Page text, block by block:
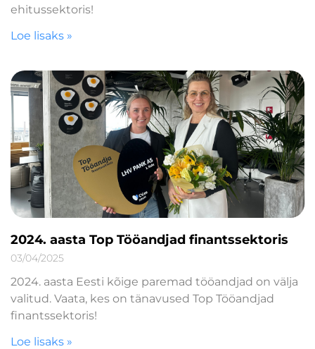
ehitussektoris!
Loe lisaks »
2024. aasta Top Tööandjad finantssektoris
03/04/2025
2024. aasta Eesti kõige paremad tööandjad on välja
valitud. Vaata, kes on tänavused Top Tööandjad
finantssektoris!
Loe lisaks »